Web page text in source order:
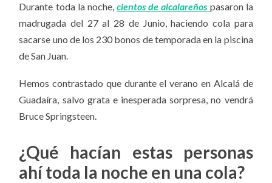
Durante toda la noche, cientos de alcalareños pasaron la
madrugada del 27 al 28 de Junio, haciendo cola para
sacarse uno de los 230 bonos de temporada en la piscina
de San Juan.
Hemos contrastado que durante el verano en Alcalá de
Guadaíra, salvo grata e inesperada sorpresa, no vendrá
Bruce Springsteen.
¿Qué hacían estas personas
ahí toda la noche en una cola?